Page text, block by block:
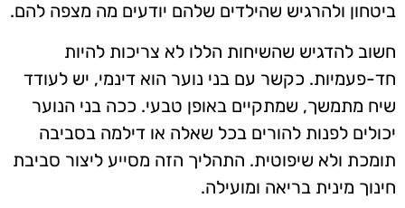
ביטחון ולהרגיש שהילדים שלהם יודעים מה מצפה להם.
חשוב להדגיש שהשיחות הללו לא צריכות להיות
חד-פעמיות. כקשר עם בני נוער הוא דינמי, יש לעודד
שיח מתמשך, שמתקיים באופן טבעי. ככה בני הנוער
יכולים לפנות להורים בכל שאלה או דילמה בסביבה
תומכת ולא שיפוטית. התהליך הזה מסייע ליצור סביבת
חינוך מינית בריאה ומועילה.